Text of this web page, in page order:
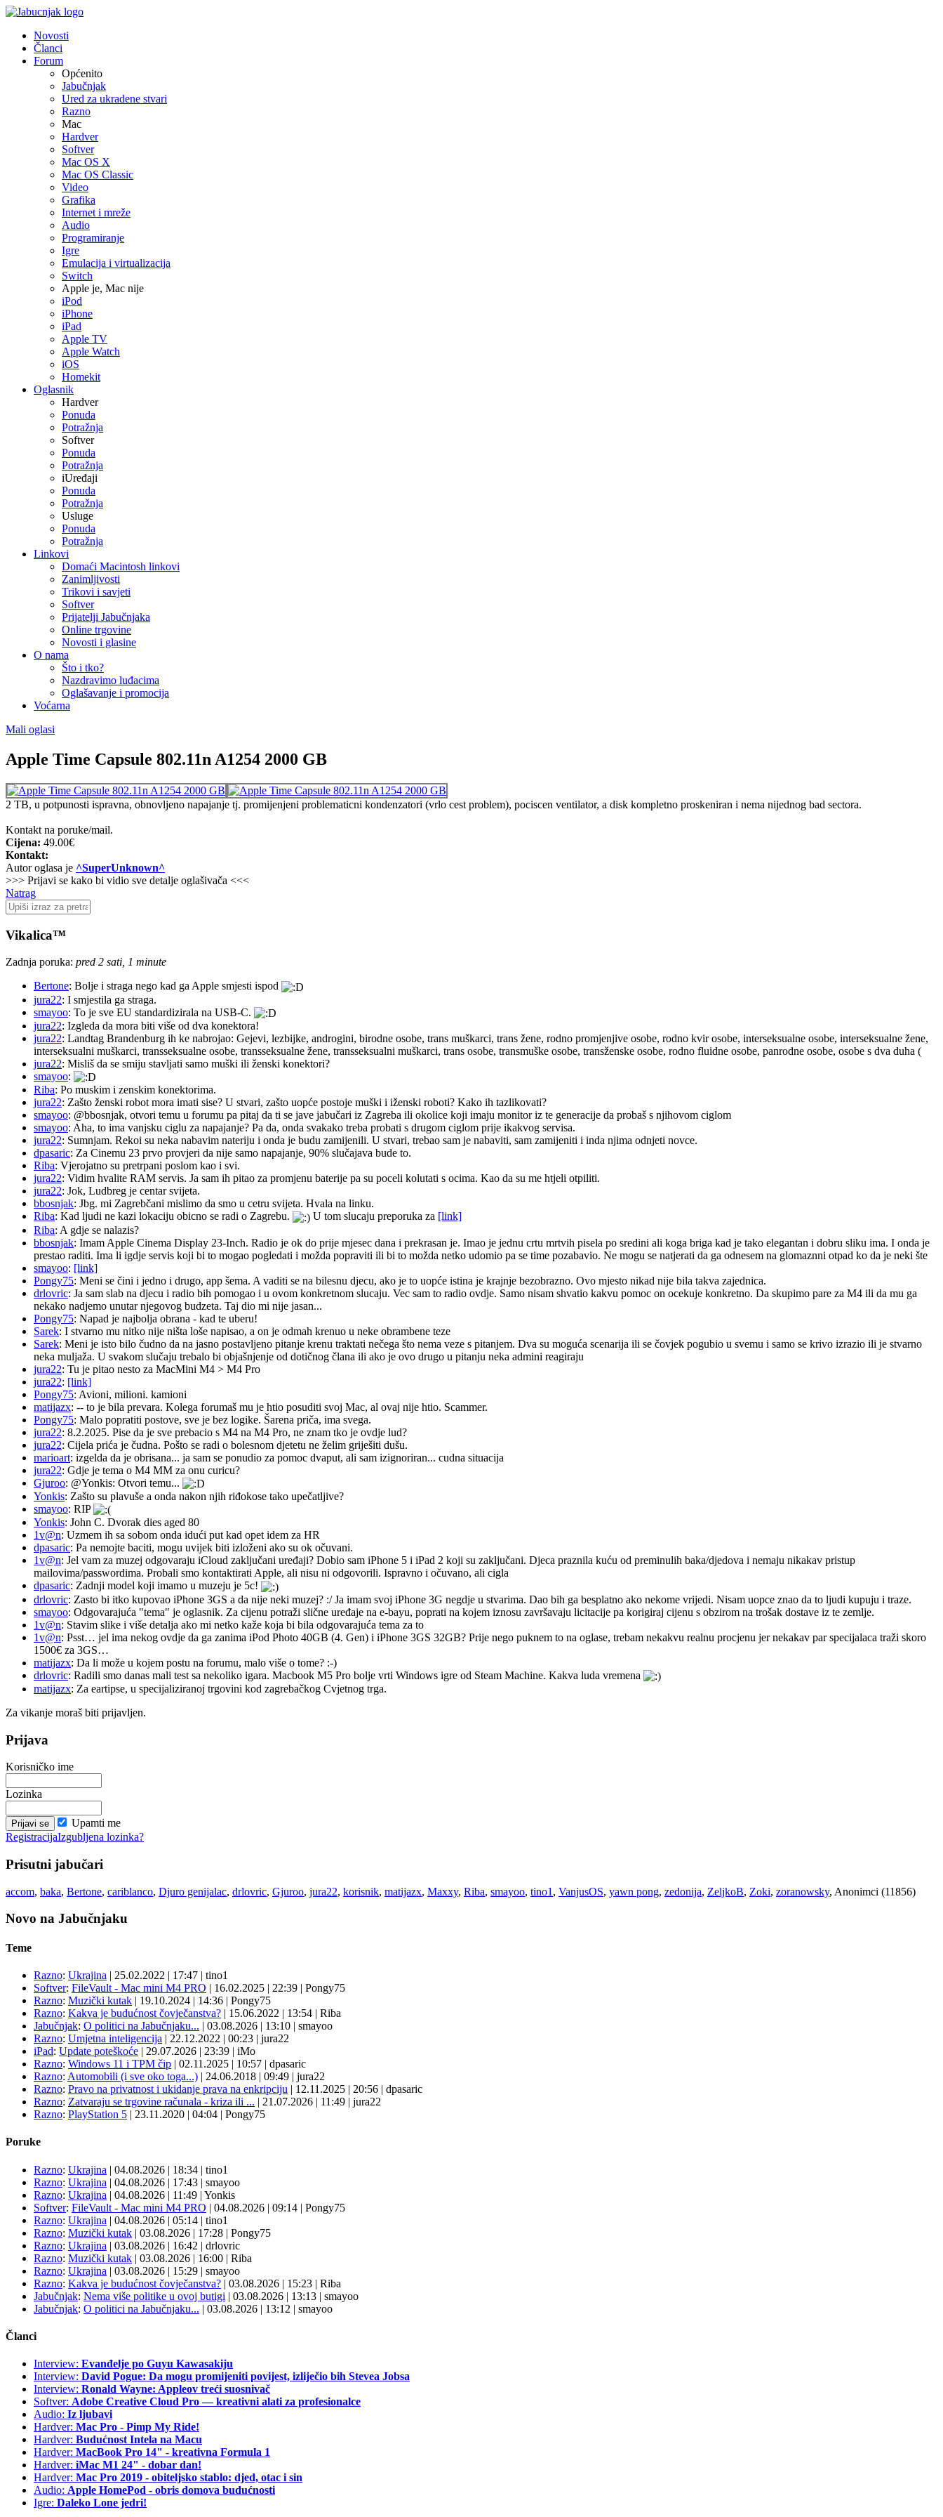
Novosti
Članci
Forum
Općenito
Jabučnjak
Ured za ukradene stvari
Razno
Mac
Hardver
Softver
Mac OS X
Mac OS Classic
Video
Grafika
Internet i mreže
Audio
Programiranje
Igre
Emulacija i virtualizacija
Switch
Apple je, Mac nije
iPod
iPhone
iPad
Apple TV
Apple Watch
iOS
Homekit
Oglasnik
Hardver
Ponuda
Potražnja
Softver
Ponuda
Potražnja
iUređaji
Ponuda
Potražnja
Usluge
Ponuda
Potražnja
Linkovi
Domaći Macintosh linkovi
Zanimljivosti
Trikovi i savjeti
Softver
Prijatelji Jabučnjaka
Online trgovine
Novosti i glasine
O nama
Što i tko?
Nazdravimo luđacima
Oglašavanje i promocija
Voćarna
Mali oglasi
Apple Time Capsule 802.11n A1254 2000 GB
2 TB, u potpunosti ispravna, obnovljeno napajanje tj. promijenjeni problematicni kondenzatori (vrlo cest problem), pociscen ventilator, a disk kompletno proskeniran i nema nijednog bad sectora.
Kontakt na poruke/mail.
Cijena: 49.00€
Kontakt:
Autor oglasa je ^SuperUnknown^
>>> Prijavi se kako bi vidio sve detalje oglašivača <<<
Natrag
Vikalica™
Zadnja poruka: pred 2 sati, 1 minute
Bertone: Bolje i straga nego kad ga Apple smjesti ispod
jura22: I smjestila ga straga.
smayoo: To je sve EU standardizirala na USB-C.
jura22: Izgleda da mora biti više od dva konektora!
jura22: Landtag Brandenburg ih ke nabrojao: Gejevi, lezbijke, androgini, birodne osobe, trans muškarci, trans žene, rodno promjenjive osobe, rodno kvir osobe, interseksualne osobe, interseksualne žene,
interseksualni muškarci, transseksualne osobe, transseksualne žene, transseksualni muškarci, trans osobe, transmuške osobe, transženske osobe, rodno fluidne osobe, panrodne osobe, osobe s dva duha (
jura22: Misliš da se smiju stavljati samo muški ili ženski konektori?
smayoo:
Riba: Po muskim i zenskim konektorima.
jura22: Zašto ženski robot mora imati sise? U stvari, zašto uopće postoje muški i iženski roboti? Kako ih tazlikovati?
smayoo: @bbosnjak, otvori temu u forumu pa pitaj da ti se jave jabučari iz Zagreba ili okolice koji imaju monitor iz te generacije da probaš s njihovom ciglom
smayoo: Aha, to ima vanjsku ciglu za napajanje? Pa da, onda svakako treba probati s drugom ciglom prije ikakvog servisa.
jura22: Sumnjam. Rekoi su neka nabavim nateriju i onda je budu zamijenili. U stvari, trebao sam je nabaviti, sam zamijeniti i inda njima odnjeti novce.
dpasaric: Za Cinemu 23 prvo provjeri da nije samo napajanje, 90% slučajava bude to.
Riba: Vjerojatno su pretrpani poslom kao i svi.
jura22: Vidim hvalite RAM servis. Ja sam ih pitao za promjenu baterije pa su poceli kolutati s ocima. Kao da su me htjeli otpiliti.
jura22: Jok, Ludbreg je centar svijeta.
bbosnjak: Jbg. mi Zagrebčani mislimo da smo u cetru svijeta. Hvala na linku.
Riba: Kad ljudi ne kazi lokaciju obicno se radi o Zagrebu. U tom slucaju preporuka za [link]
Riba: A gdje se nalazis?
bbosnjak: Imam Apple Cinema Display 23-Inch. Radio je ok do prije mjesec dana i prekrasan je. Imao je jednu crtu mrtvih pisela po sredini ali koga briga kad je tako elegantan i dobru sliku ima. I onda je
prestao raditi. Ima li igdje servis koji bi to mogao pogledati i možda popraviti ili bi to možda netko udomio pa se time pozabavio. Ne mogu se natjerati da ga odnesem na glomaznni otpad ko da je neki šte
smayoo: [link]
Pongy75: Meni se čini i jedno i drugo, app šema. A vaditi se na bilesnu djecu, ako je to uopće istina je krajnje bezobrazno. Ovo mjesto nikad nije bila takva zajednica.
drlovric: Ja sam slab na djecu i radio bih pomogao i u ovom konkretnom slucaju. Vec sam to radio ovdje. Samo nisam shvatio kakvu pomoc on ocekuje konkretno. Da skupimo pare za M4 ili da mu ga
nekako nadjemo unutar njegovog budzeta. Taj dio mi nije jasan...
Pongy75: Napad je najbolja obrana - kad te uberu!
Sarek: I stvarno mu nitko nije ništa loše napisao, a on je odmah krenuo u neke obrambene teze
Sarek: Meni je isto bilo čudno da na jasno postavljeno pitanje krenu traktati nečega što nema veze s pitanjem. Dva su moguća scenarija ili se čovjek pogubio u svemu i samo se krivo izrazio ili je stvarno
neka muljaža. U svakom slučaju trebalo bi objašnjenje od dotičnog člana ili ako je ovo drugo u pitanju neka admini reagiraju
jura22: Tu je pitao nesto za MacMini M4 > M4 Pro
jura22: [link]
Pongy75: Avioni, milioni. kamioni
matijazx: -- to je bila prevara. Kolega forumaš mu je htio posuditi svoj Mac, al ovaj nije htio. Scammer.
Pongy75: Malo popratiti postove, sve je bez logike. Šarena priča, ima svega.
jura22: 8.2.2025. Pise da je sve prebacio s M4 na M4 Pro, ne znam tko je ovdje lud?
jura22: Cijela prića je čudna. Pošto se radi o bolesnom djetetu ne želim griješiti dušu.
marioart: izgelda da je obrisana... ja sam se ponudio za pomoc dvaput, ali sam izignoriran... cudna situacija
jura22: Gdje je tema o M4 MM za onu curicu?
Gjuroo: @Yonkis: Otvori temu...
Yonkis: Zašto su plavuše a onda nakon njih riđokose tako upečatljive?
smayoo: RIP
Yonkis: John C. Dvorak dies aged 80
1v@n: Uzmem ih sa sobom onda idući put kad opet idem za HR
dpasaric: Pa nemojte baciti, mogu uvijek biti izloženi ako su ok očuvani.
1v@n: Jel vam za muzej odgovaraju iCloud zaključani uređaji? Dobio sam iPhone 5 i iPad 2 koji su zaključani. Djeca praznila kuću od preminulih baka/djedova i nemaju nikakav pristup
mailovima/passwordima. Probali smo kontaktirati Apple, ali nisu ni odgovorili. Ispravno i očuvano, ali cigla
dpasaric: Zadnji model koji imamo u muzeju je 5c!
drlovric: Zasto bi itko kupovao iPhone 3GS a da nije neki muzej? :/ Ja imam svoj iPhone 3G negdje u stvarima. Dao bih ga besplatno ako nekome vrijedi. Nisam uopce znao da to ljudi kupuju i traze.
smayoo: Odgovarajuća "tema" je oglasnik. Za cijenu potraži slične uređaje na e-bayu, poprati na kojem iznosu završavaju licitacije pa korigiraj cijenu s obzirom na trošak dostave iz te zemlje.
1v@n: Stavim slike i više detalja ako mi netko kaže koja bi bila odgovarajuća tema za to
1v@n: Psst… jel ima nekog ovdje da ga zanima iPod Photo 40GB (4. Gen) i iPhone 3GS 32GB? Prije nego puknem to na oglase, trebam nekakvu realnu procjenu jer nekakav par specijalaca traži skoro
1500€ za 3GS…
matijazx: Da li može u kojem postu na forumu, malo više o tome? :-)
drlovric: Radili smo danas mali test sa nekoliko igara. Macbook M5 Pro bolje vrti Windows igre od Steam Machine. Kakva luda vremena
matijazx: Za eartipse, u specijaliziranoj trgovini kod zagrebačkog Cvjetnog trga.
Za vikanje moraš biti prijavljen.
Prijava
Korisničko ime
Lozinka
Upamti me
RegistracijaIzgubljena lozinka?
Prisutni jabučari
accom, baka, Bertone, cariblanco, Djuro genijalac, drlovric, Gjuroo, jura22, korisnik, matijazx, Maxxy, Riba, smayoo, tino1 , VanjusOS, yawn pong, zedonija, ZeljkoB, Zoki, zoranowsky, Anonimci (11856)
Novo na Jabučnjaku
Teme
Razno: Ukrajina | 25.02.2022 | 17:47 | tino1
Softver: FileVault - Mac mini M4 PRO | 16.02.2025 | 22:39 | Pongy75
Razno: Muzički kutak | 19.10.2024 | 14:36 | Pongy75
Razno: Kakva je budućnost čovječanstva? | 15.06.2022 | 13:54 | Riba
Jabučnjak: O politici na Jabučnjaku... | 03.08.2026 | 13:10 | smayoo
Razno: Umjetna inteligencija | 22.12.2022 | 00:23 | jura22
iPad: Update poteškoće | 29.07.2026 | 23:39 | iMo
Razno: Windows 11 i TPM čip | 02.11.2025 | 10:57 | dpasaric
Razno: Automobili (i sve oko toga...) | 24.06.2018 | 09:49 | jura22
Razno: Pravo na privatnost i ukidanje prava na enkripciju | 12.11.2025 | 20:56 | dpasaric
Razno: Zatvaraju se trgovine računala - kriza ili ... | 21.07.2026 | 11:49 | jura22
Razno: PlayStation 5 | 23.11.2020 | 04:04 | Pongy75
Poruke
Razno: Ukrajina | 04.08.2026 | 18:34 | tino1
Razno: Ukrajina | 04.08.2026 | 17:43 | smayoo
Razno: Ukrajina | 04.08.2026 | 11:49 | Yonkis
Softver: FileVault - Mac mini M4 PRO | 04.08.2026 | 09:14 | Pongy75
Razno: Ukrajina | 04.08.2026 | 05:14 | tino1
Razno: Muzički kutak | 03.08.2026 | 17:28 | Pongy75
Razno: Ukrajina | 03.08.2026 | 16:42 | drlovric
Razno: Muzički kutak | 03.08.2026 | 16:00 | Riba
Razno: Ukrajina | 03.08.2026 | 15:29 | smayoo
Razno: Kakva je budućnost čovječanstva? | 03.08.2026 | 15:23 | Riba
Jabučnjak: Nema više politike u ovoj butigi | 03.08.2026 | 13:13 | smayoo
Jabučnjak: O politici na Jabučnjaku... | 03.08.2026 | 13:12 | smayoo
Članci
Interview: Evanđelje po Guyu Kawasakiju
Interview: David Pogue: Da mogu promijeniti povijest, izliječio bih Stevea Jobsa
Interview: Ronald Wayne: Appleov treći suosnivač
Softver: Adobe Creative Cloud Pro — kreativni alati za profesionalce
Audio: Iz ljubavi
Hardver: Mac Pro - Pimp My Ride!
Hardver: Budućnost Intela na Macu
Hardver: MacBook Pro 14" - kreativna Formula 1
Hardver: iMac M1 24" - dobar dan!
Hardver: Mac Pro 2019 - obiteljsko stablo: djed, otac i sin
Audio: Apple HomePod - obris domova budućnosti
Igre: Daleko Lone jedri!